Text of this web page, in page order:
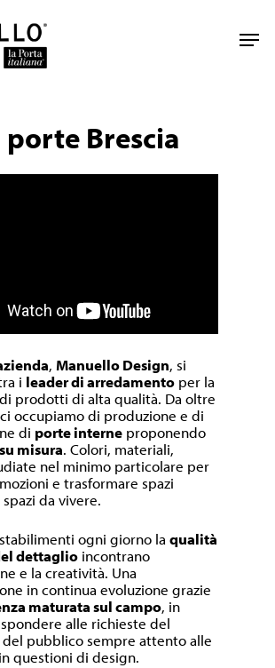
porte Brescia
, Manuello Design, si
i leader di arredamento per la
prodotti di alta qualità. Da oltre
occupiamo di produzione e di
di porte interne proponendo
misura. Colori, materiali,
nel minimo particolare per
e trasformare spazi
da vivere.
ogni giorno laqualità
dettaglio incontrano
e la creatività. Una
in continua evoluzione grazie
maturata sul campo, in
alle richieste del
pubblico sempre attento alle
questioni di design.